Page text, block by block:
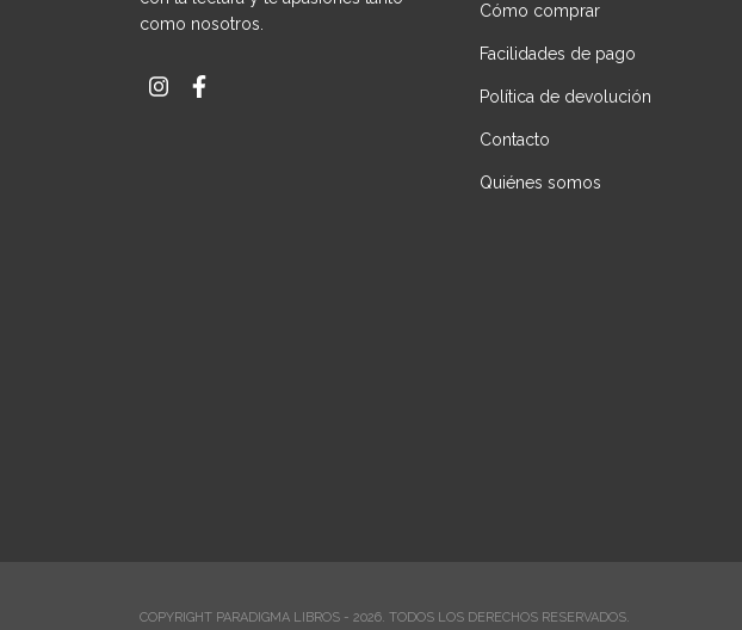
como nosotros.
Cómo comprar
Facilidades de pago
Política de devolución
Contacto
Quiénes somos
COPYRIGHT PARADIGMA LIBROS - 2026. TODOS LOS DERECHOS RESERVADOS.